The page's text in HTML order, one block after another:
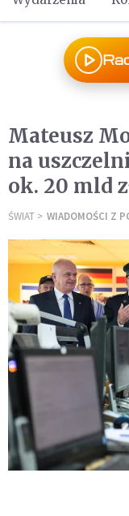
Mateusz
na
ok. 20 mld
ŚWIAT WIADOMOŚCI Z